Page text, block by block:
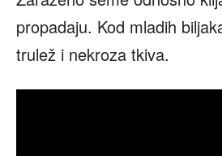
propadaju. Kod mladih
trulež i nekroza tkiva.